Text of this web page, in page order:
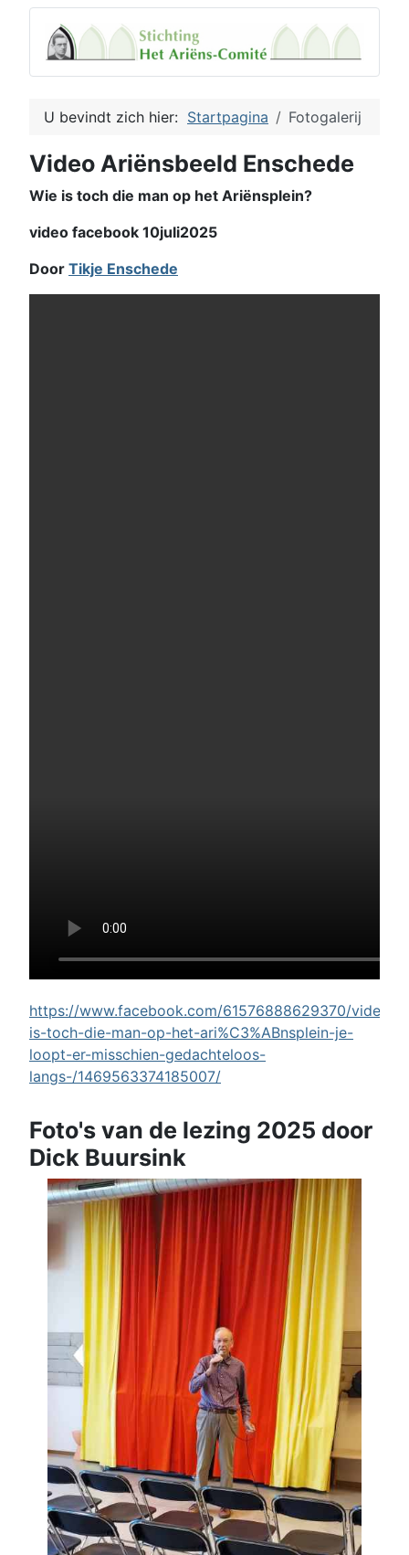
U bevindt zich hier: Startpagina Fotogalerij
Video Ariënsbeeld Enschede
Wie is toch die man op het Ariënsplein?
video facebook 10juli2025
Door Tikje Enschede
https://www.facebook.com/61576888629370/videos/
is-toch-die-man-op-het-ari%C3%ABnsplein-je-
loopt-er-misschien-gedachteloos-
langs-/1469563374185007/
Foto's van de lezing 2025 door
Dick Buursink